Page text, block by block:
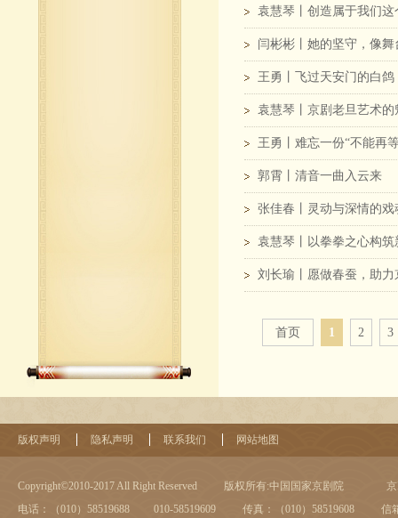
袁慧琴丨创造属于我们
闫彬彬丨她的坚守，像
王勇丨飞过天安门的白鸽
袁慧琴丨京剧老旦艺术的
王勇丨难忘一份“不能再
郭霄丨清音一曲入云来
张佳春丨灵动与深情的戏
袁慧琴丨以拳拳之心构
刘长瑜丨愿做春蚕，助
首页 1 2 3
版权声明 隐私声明 联系我们 网站地图
Copyright©2010-2017 All Right Reserved 版权所有:中国国家京剧院
电话：（010）58519688 010-58519609
传真：（010）58519608 信